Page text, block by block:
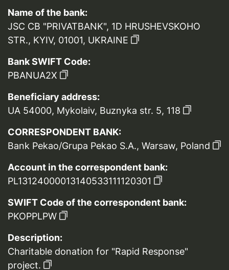
Name of the bank:
JSC CB "PRIVATBANK", 1D HRUSHEVSKOHO
STR., KYIV, 01001, UKRAINE
Bank SWIFT Code:
PBANUA2X
Beneficiary address:
UA 54000, Mykolaiv, Buznyka str. 5, 118
CORRESPONDENT BANK:
Bank Pekao/Grupa Pekao S.A., Warsaw, Poland
Account in the correspondent bank:
PL13124000013140533111120301
SWIFT Code of the correspondent bank:
PKOPPLPW
Description:
Charitable donation for "Rapid Response"
project.